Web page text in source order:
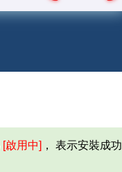
[啟用中] ， 表示安裝成功